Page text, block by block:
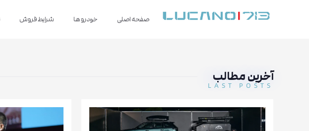
صفحه اصلی خودرو ها شرایط فروش
آخرین مطالب
LAST POSTS